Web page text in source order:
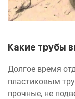
Какие трубы
Долгое время
пластиковым
прочные, не